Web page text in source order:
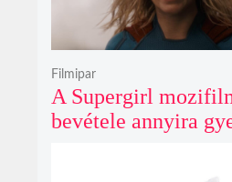
A Supergirl
bevétele annyira
Filmipar